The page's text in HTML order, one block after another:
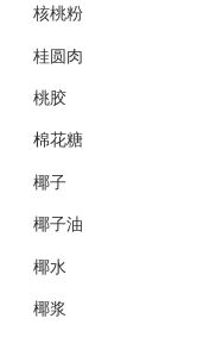
核桃粉
桂圆肉
桃胶
棉花糖
椰子
椰子油
椰水
椰浆